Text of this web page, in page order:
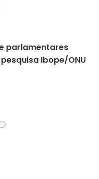
parlamentares
Ibope/ONU